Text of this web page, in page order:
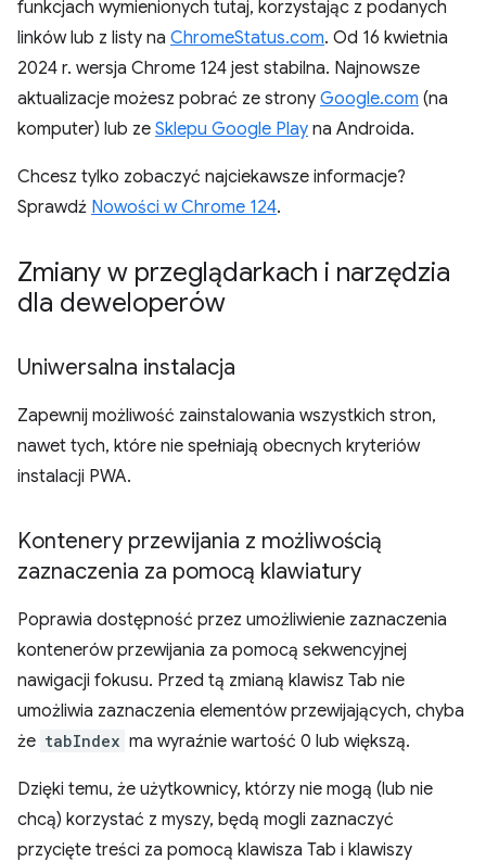
funkcjach wymienionych tutaj, korzystając z podanych
linków lub z listy na ChromeStatus.com. Od 16 kwietnia
2024 r. wersja Chrome 124 jest stabilna. Najnowsze
aktualizacje możesz pobrać ze strony Google.com (na
komputer) lub ze Sklepu Google Play na Androida.
Chcesz tylko zobaczyć najciekawsze informacje?
Sprawdź Nowości w Chrome 124.
Zmiany w przeglądarkach i narzędzia
dla deweloperów
Uniwersalna instalacja
Zapewnij możliwość zainstalowania wszystkich stron,
nawet tych, które nie spełniają obecnych kryteriów
instalacji PWA.
Kontenery przewijania z możliwością
zaznaczenia za pomocą klawiatury
Poprawia dostępność przez umożliwienie zaznaczenia
kontenerów przewijania za pomocą sekwencyjnej
nawigacji fokusu. Przed tą zmianą klawisz Tab nie
umożliwia zaznaczenia elementów przewijających, chyba
że tabIndex ma wyraźnie wartość 0 lub większą.
Dzięki temu, że użytkownicy, którzy nie mogą (lub nie
chcą) korzystać z myszy, będą mogli zaznaczyć
przycięte treści za pomocą klawisza Tab i klawiszy